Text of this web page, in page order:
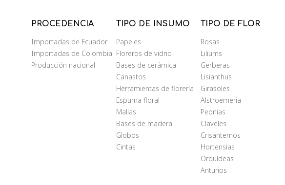
PROCEDENCIA
Importadas de Ecuador
Importadas de Colombia
Producción nacional
TIPO DE INSUMO
Papeles
Floreros de vidrio
Bases de cerámica
Canastos
Herramientas de florería
Espuma floral
Mallas
Bases de madera
Globos
Cintas
TIPO DE FLOR
Rosas
Liliums
Gerberas
Lisianthus
Girasoles
Alstroemeria
Peonias
Claveles
Crisantemos
Hortensias
Orquídeas
Anturios